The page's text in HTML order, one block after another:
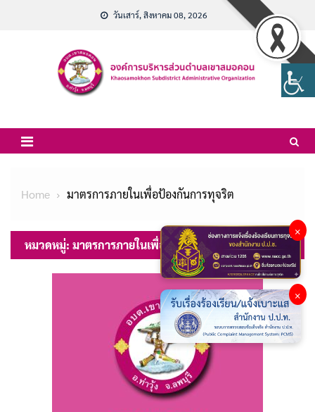
วันเสาร์, สิงหาคม 08, 2026
Home มาตรการภายในเพื่อป้องกันการทุจริต
หมวดหมู่: มาตรการภายในเพื่อป้องกันการทุจริต
×
×